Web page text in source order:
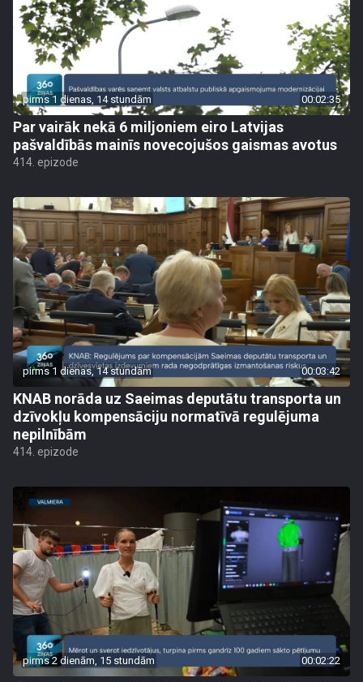
pirms 1 dienas, 14 stundām 00:02:35
Par vairāk nekā 6 miljoniem eiro Latvijas
pašvaldībās mainīs novecojušos gaismas avotus
414. epizode
pirms 1 dienas, 14 stundām 00:03:42
KNAB norāda uz Saeimas deputātu transporta un
dzīvokļu kompensāciju normatīvā regulējuma
nepilnībām
414. epizode
pirms 2 dienām, 15 stundām 00:02:22